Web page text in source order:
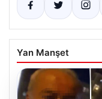
Yan Manşet